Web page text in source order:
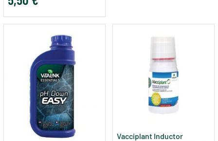
Vacciplant Inductor